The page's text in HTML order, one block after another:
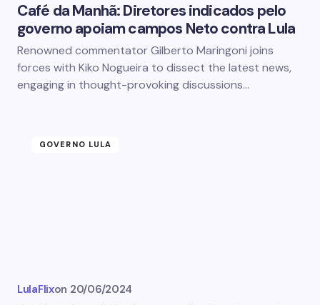
Café da Manhã: Diretores indicados pelo
governo apoiam campos Neto contra Lula
Renowned commentator Gilberto Maringoni joins
forces with Kiko Nogueira to dissect the latest news,
engaging in thought-provoking discussions…
GOVERNO LULA
LulaFlixon 20/06/2024